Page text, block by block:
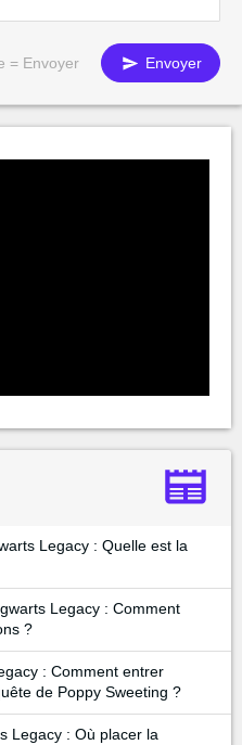
= Envoyer Envoyer
Legacy : Quelle est la
Legacy : Comment
?
: Comment entrer
de Poppy Sweeting ?
Legacy : Où placer la